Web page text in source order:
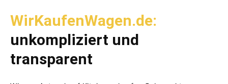
WirKaufenWagen.de:
unkompliziert und
transparent